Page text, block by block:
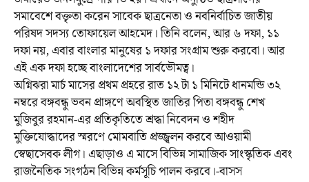
সমাবেশে বক্তৃতা করেন সাবেক ছাত্রনেতা ও নবনির্বাচিত জাতীয়
পরিষদ সদস্য তোফায়েল আহমেদ। তিনি বলেন, আর ৬ দফা, ১১
দফা নয়, এবার বাংলার মানুষের ১ দফার সংগ্রাম শুরু করবো। আর
এই এক দফা হচ্ছে বাংলাদেশের সার্বভৌমত্ব।
অগ্নিঝরা মার্চ মাসের প্রথম প্রহরে রাত ১২ টা ১ মিনিটে ধানমন্ডি ৩২
নম্বরে বঙ্গবন্ধু ভবন প্রাঙ্গণে অবস্থিত জাতির পিতা বঙ্গবন্ধু শেখ
মুজিবুর রহমান-এর প্রতিকৃতিতে শ্রদ্ধা নিবেদন ও শহীদ
মুক্তিযোদ্ধাদের স্মরণে মোমবাতি প্রজ্জ্বলন করবে আওয়ামী
স্বেছাসেবক লীগ। এছাড়াও এ মাসে বিভিন্ন সামাজিক সাংস্কৃতিক এবং
রাজনৈতিক সংগঠন বিভিন্ন কর্মসূচি পালন করবে।-বাসস